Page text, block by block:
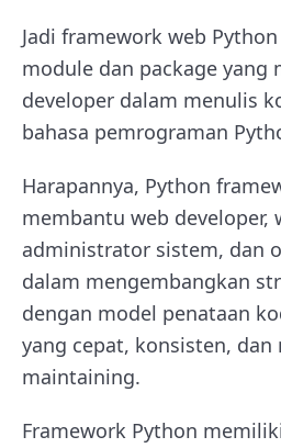
Jadi framework web
module dan package yang
developer dalam menulis
bahasa pemrograman
Harapannya, Python
membantu web developer,
administrator sistem, dan
dalam mengembangkan
dengan model penataan
yang cepat, konsisten, dan
maintaining.
Framework Python